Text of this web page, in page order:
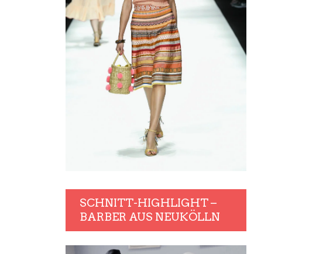
SCHNITT-HIGHLIGHT –
BARBER AUS NEUKÖLLN